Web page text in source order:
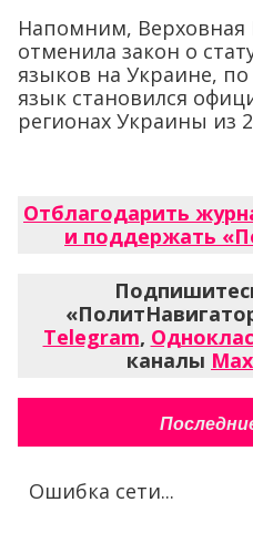
Напомним, Верховная
отменила закон о
языков на Украине,
язык становился
регионах Украины из
Отблагодарить
и поддержать
Telegram,
каналы Max
Ошибка сети...